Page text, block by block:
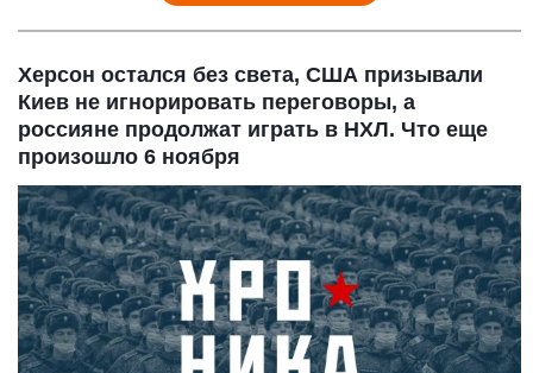
Херсон остался без света, США призывали
Киев не игнорировать переговоры, а
россияне продолжат играть в НХЛ. Что еще
произошло 6 ноября